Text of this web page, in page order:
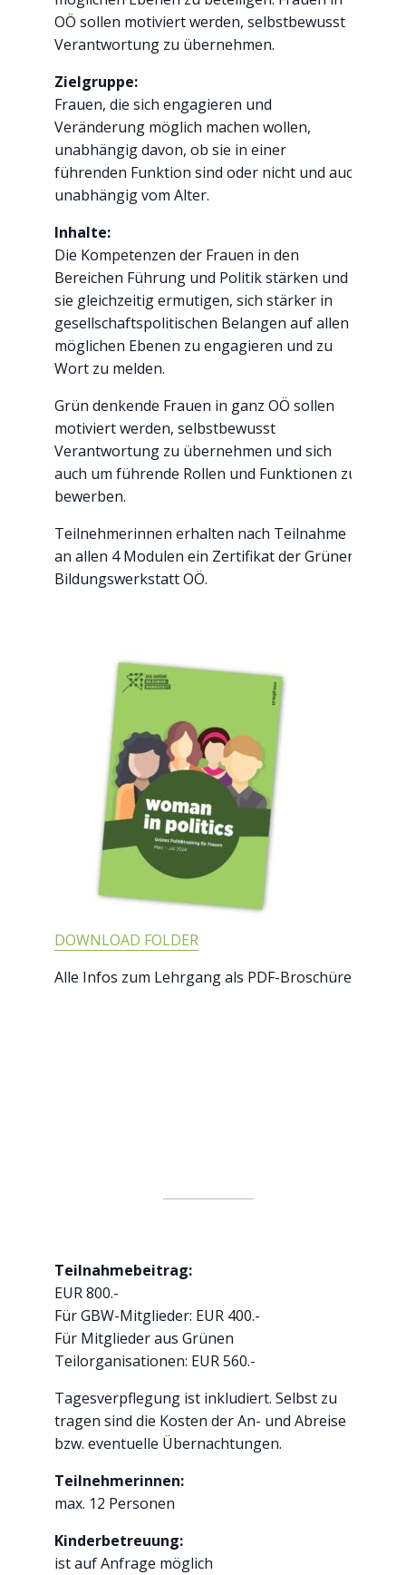
OÖ sollen motiviert werden, selbstbewusst
Verantwortung zu übernehmen.
Zielgruppe:
Frauen, die sich engagieren und
Veränderung möglich machen wollen,
unabhängig davon, ob sie in einer
führenden Funktion sind oder nicht und auch
unabhängig vom Alter.
Inhalte:
Die Kompetenzen der Frauen in den
Bereichen Führung und Politik stärken und
sie gleichzeitig ermutigen, sich stärker in
gesellschaftspolitischen Belangen auf allen
möglichen Ebenen zu engagieren und zu
Wort zu melden.
Grün denkende Frauen in ganz OÖ sollen
motiviert werden, selbstbewusst
Verantwortung zu übernehmen und sich
auch um führende Rollen und Funktionen zu
bewerben.
Teilnehmerinnen erhalten nach Teilnahme
an allen 4 Modulen ein Zertifikat der Grünen
Bildungswerkstatt OÖ.
DOWNLOAD FOLDER
Alle Infos zum Lehrgang als PDF-Broschüre
Teilnahmebeitrag:
EUR 800.-
Für GBW-Mitglieder: EUR 400.-
Für Mitglieder aus Grünen
Teilorganisationen: EUR 560.-
Tagesverpflegung ist inkludiert. Selbst zu
tragen sind die Kosten der An- und Abreise
bzw. eventuelle Übernachtungen.
Teilnehmerinnen:
max. 12 Personen
Kinderbetreuung:
ist auf Anfrage möglich